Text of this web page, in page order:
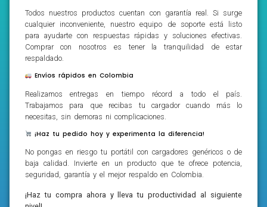
Todos nuestros productos cuentan con garantía real. Si surge
cualquier inconveniente, nuestro equipo de soporte está listo
para ayudarte con respuestas rápidas y soluciones efectivas.
Comprar con nosotros es tener la tranquilidad de estar
respaldado.
Envíos rápidos en Colombia
Realizamos entregas en tiempo récord a todo el país.
Trabajamos para que recibas tu cargador cuando más lo
necesitas, sin demoras ni complicaciones.
¡Haz tu pedido hoy y experimenta la diferencia!
No pongas en riesgo tu portátil con cargadores genéricos o de
baja calidad. Invierte en un producto que te ofrece potencia,
seguridad, garantía y el mejor respaldo en Colombia.
¡Haz tu compra ahora y lleva tu productividad al siguiente